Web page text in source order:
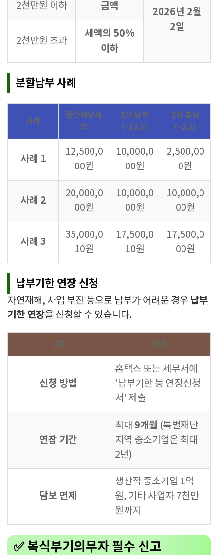
2천만원 이하
금액
2026년 2월
2일
2천만원 초과
세액의 50%
이하
분할납부 사례
사례
중간예납세
액
1차 납부
(~12.1)
2차 분납
(~2.2)
사례 1
12,500,0
00원
10,000,0
00원
2,500,00
0원
사례 2
20,000,0
00원
10,000,0
00원
10,000,0
00원
사례 3
35,000,0
10원
17,500,0
10원
17,500,0
00원
납부기한 연장 신청
자연재해, 사업 부진 등으로 납부가 어려운 경우 납부
기한 연장을 신청할 수 있습니다.
구분 내용
신청 방법
홈택스 또는 세무서에
'납부기한 등 연장신청
서' 제출
연장 기간
최대 9개월 (특별재난
지역 중소기업은 최대
2년)
담보 면제
생산적 중소기업 1억
원, 기타 사업자 7천만
원까지
✅ 복식부기의무자 필수 신고